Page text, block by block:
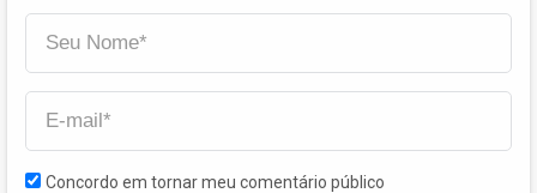
Concordo em tornar meu comentário público